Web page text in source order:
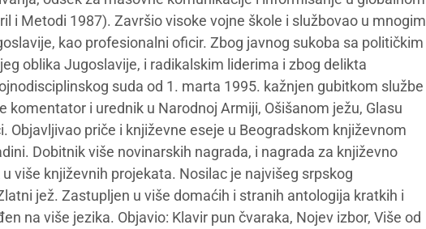
i Metodi 1987). Završio visoke vojne škole i službovao u mnogim
kao profesionalni oficir. Zbog javnog sukoba sa političkim
oblika Jugoslavije, i radikalskim liderima i zbog delikta
suda od 1. marta 1995. kažnjen gubitkom službe
komentator i urednik u Narodnoj Armiji, Ošišanom ježu, Glasu
Objavljivao priče i književne eseje u Beogradskom književnom
Dobitnik više novinarskih nagrada, i nagrada za književno
više književnih projekata. Nosilac je najvišeg srpskog
jež. Zastupljen u više domaćih i stranih antologija kratkih i
na više jezika. Objavio: Klavir pun čvaraka, Nojev izbor, Više od